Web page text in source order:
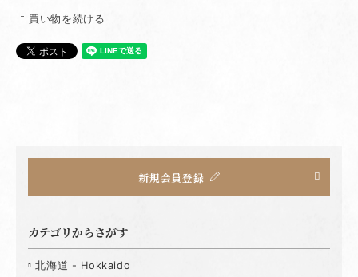
買い物を続ける
新規会員登録
カテゴリからさがす
北海道 - Hokkaido